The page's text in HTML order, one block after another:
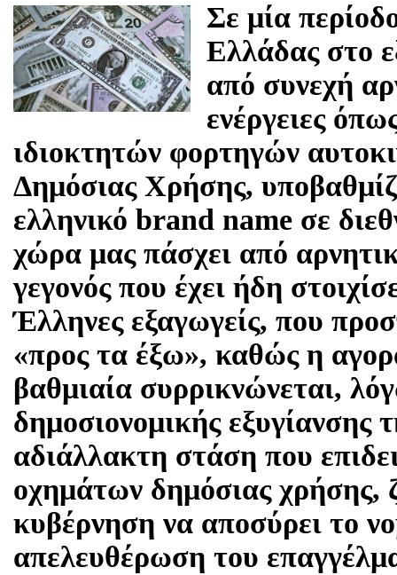
Σε μία
Ελλάδας στο
από συνεχή
ενέργειες
ιδιοκτητών φορτηγών
Δημόσιας Χρήσης,
ελληνικό brand name σε
χώρα μας πάσχει από
γεγονός που έχει ήδη
Έλληνες εξαγωγείς, που
«προς τα έξω», καθώς η
βαθμιαία συρρικνώνεται,
δημοσιονομικής εξυγίανσης
αδιάλλακτη στάση που
οχημάτων δημόσιας χρήσης,
κυβέρνηση να αποσύρει το
απελευθέρωση του